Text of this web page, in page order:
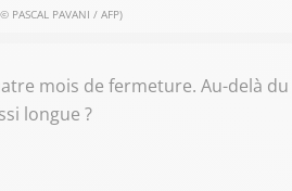
PAVANI / AFP)
mois de fermeture. Au-delà du
longue ?